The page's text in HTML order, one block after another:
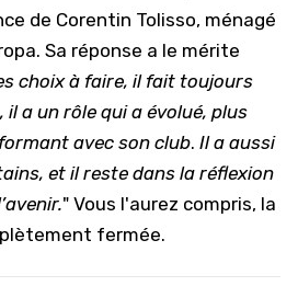
de Corentin Tolisso, ménagé
. Sa réponse a le mérite
choix à faire, il fait toujours
a un rôle qui a évolué, plus
avec son club. Il a aussi
et il reste dans la réflexion
" Vous l'aurez compris, la
fermée.